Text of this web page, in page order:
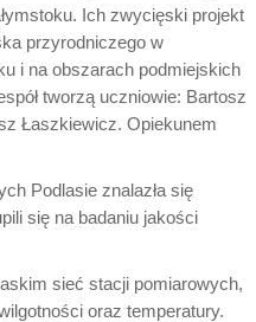
Ich zwycięski projekt
przyrodniczego w
i na obszarach podmiejskich
tworzą uczniowie: Bartosz
Łaszkiewicz. Opiekunem
Podlasie znalazła się
się na badaniu jakości
sieć stacji pomiarowych,
oraz temperatury.